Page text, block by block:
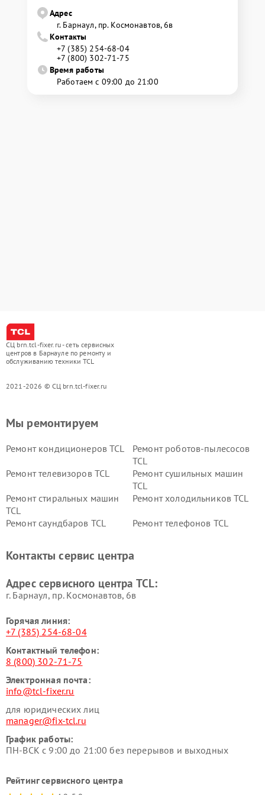
Адрес
г. Барнаул, ​пр. Космонавтов, 6в
Контакты
+7 (385) 254-68-04
+7 (800) 302-71-75
Время работы
Работаем с 09:00 до 21:00
СЦ brn.tcl-fixer.ru - сеть сервисных
центров в Барнауле по ремонту и
обслуживанию техники TCL
2021-2026 © СЦ brn.tcl-fixer.ru
Мы ремонтируем
Ремонт кондиционеров TCL
Ремонт роботов-пылесосов
TCL
Ремонт телевизоров TCL
Ремонт сушильных машин
TCL
Ремонт стиральных машин
TCL
Ремонт холодильников TCL
Ремонт саундбаров TCL Ремонт телефонов TCL
Контакты сервис центра
Адрес сервисного центра TCL:
г. Барнаул, ​пр. Космонавтов, 6в
Горячая линия:
+7 (385) 254-68-04
Контактный телефон:
8 (800) 302-71-75
Электронная почта:
info@tcl-fixer.ru
для юридических лиц
manager@fix-tcl.ru
График работы:
ПН-ВСК с 9:00 до 21:00 без перерывов и выходных
Рейтинг сервисного центра